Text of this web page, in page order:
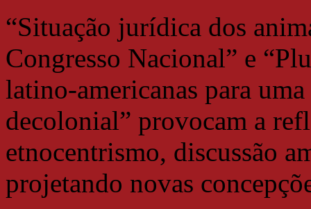
“Situação jurídica dos
Congresso Nacional” e
latino-americanas para
decolonial” provocam a
etnocentrismo, discussão
projetando novas